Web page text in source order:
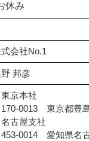
休み
会社No.1
邦彦
東京本社
170-0013 東京都豊
名古屋支社
453-0014 愛知県名